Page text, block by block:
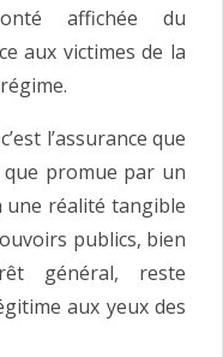
affichée du
aux victimes de la
l’assurance que
promue par un
une réalité tangible
publics, bien
général, reste
aux yeux des